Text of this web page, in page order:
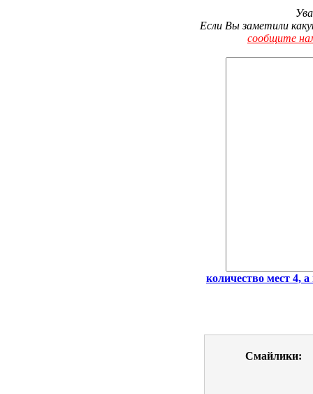
Если Вы заметили
сообщите
количество мест 4, а
Смайлики: